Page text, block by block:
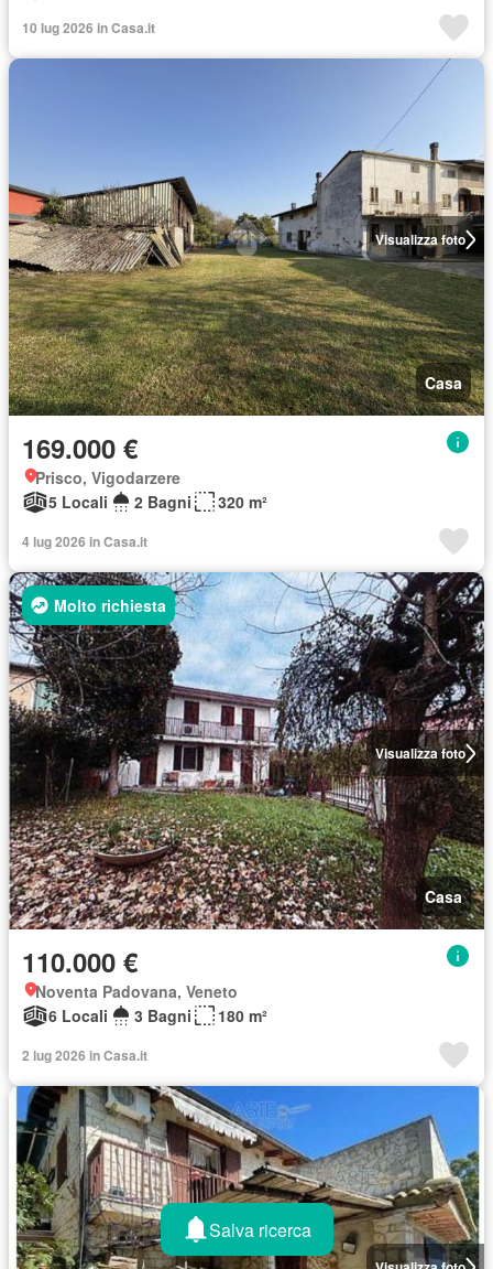
10 lug 2026 in Casa.it
Visualizza foto
Casa
169.000 €
Prisco, Vigodarzere
5 Locali
2 Bagni 320 m²
4 lug 2026 in Casa.it
Visualizza foto
Molto richiesta
Casa
110.000 €
Noventa Padovana, Veneto
6 Locali
3 Bagni 180 m²
2 lug 2026 in Casa.it
Salva ricerca